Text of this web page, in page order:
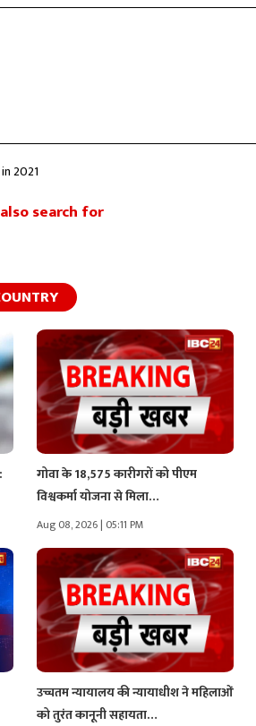
2021
search for
गोवा के 18,575 कारीगरों को पीएम
विश्वकर्मा योजना से मिला…
Aug 08, 2026 | 05:11 PM
उच्चतम न्यायालय की न्यायाधीश ने महिलाओं
को तुरंत कानूनी सहायता…